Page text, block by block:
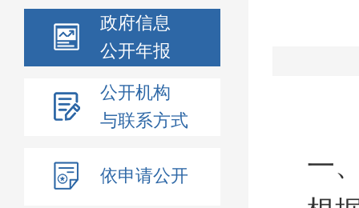
政府信息
公开年报
公开机构
与联系方式
依申请公开
一